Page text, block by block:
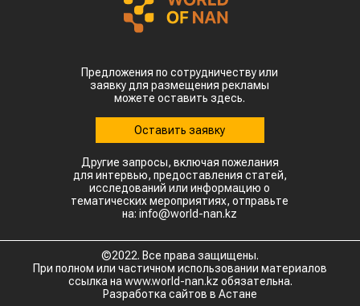
Предложения по сотрудничеству или
заявку для размещения рекламы
можете оставить здесь.
Оставить заявку
Другие запросы, включая пожелания
для интервью, предоставления статей,
исследований или информацию о
тематических мероприятиях, отправьте
на: info@world-nan.kz
©2022. Все права защищены.
При полном или частичном использовании материалов
ссылка на www.world-nan.kz обязательна.
Разработка сайтов в Астане